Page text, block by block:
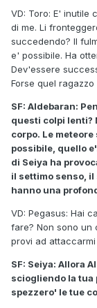
VD: Toro: E' inutile
di me. Li
succedendo? Il
e' possibile. Ha
Dev'essere
Forse quel
SF: Aldebaran:
questi colpi lenti?
corpo. Le
possibile, quello
di Seiya ha
il settimo senso, il
hanno una
VD: Pegasus: Hai
fare? Non sono un
provi ad
SF: Seiya: Allora
sciogliendo la tua
spezzero' le tue